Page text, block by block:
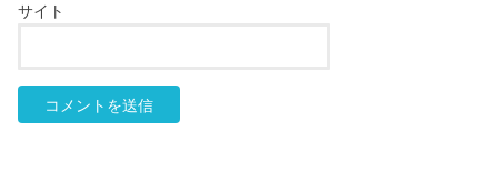
サイト